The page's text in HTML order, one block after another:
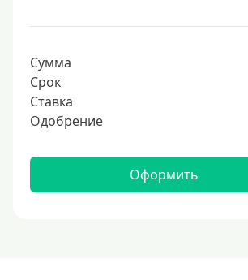
Сумма
Срок
Ставка
Одобрение
Оформить